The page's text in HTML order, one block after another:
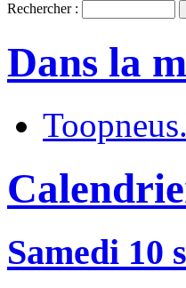
Rechercher :
Dans la
Samedi 10